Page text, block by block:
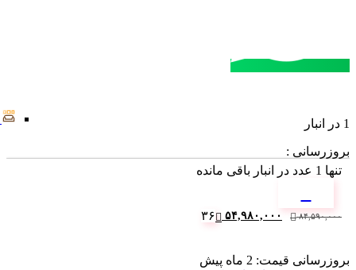
1 در انبار
بروزرسانی :
تنها 1 عدد در انبار باقی مانده
۸۴,۵۹۰,۰۰۰
قیمت
بود.
۵۴,۹۸۰,۰۰۰
قیمت
۳۶
بروزرسانی قیمت: 2 ماه پیش